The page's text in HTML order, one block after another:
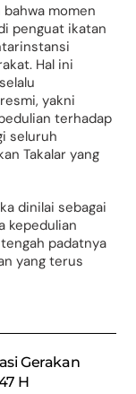
momen
penguat ikatan
Hal ini
yakni
terhadap
seluruh
Takalar yang
dinilai sebagai
kepedulian
padatnya
yang terus
Gerakan
H